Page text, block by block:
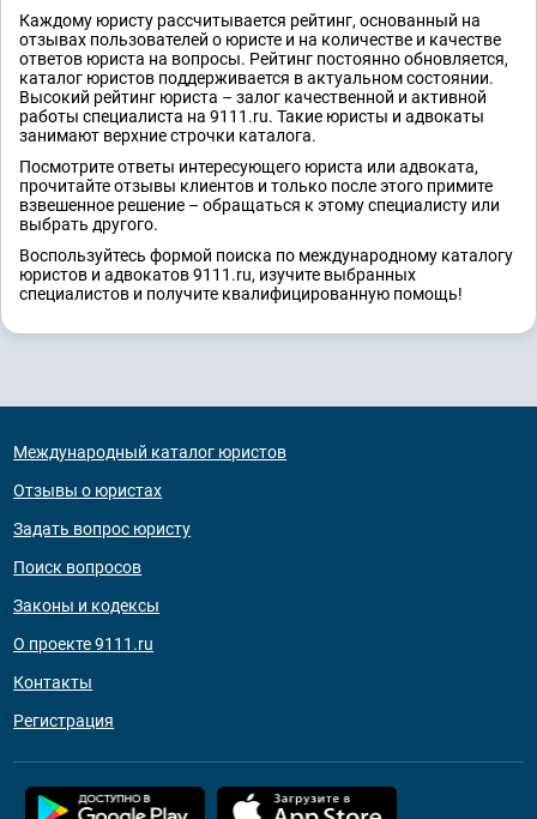
Каждому юристу рассчитывается рейтинг, основанный на
отзывах пользователей о юристе и на количестве и качестве
ответов юриста на вопросы. Рейтинг постоянно обновляется,
каталог юристов поддерживается в актуальном состоянии.
Высокий рейтинг юриста – залог качественной и активной
работы специалиста на 9111.ru. Такие юристы и адвокаты
занимают верхние строчки каталога.
Посмотрите ответы интересующего юриста или адвоката,
прочитайте отзывы клиентов и только после этого примите
взвешенное решение – обращаться к этому специалисту или
выбрать другого.
Воспользуйтесь формой поиска по международному каталогу
юристов и адвокатов 9111.ru, изучите выбранных
специалистов и получите квалифицированную помощь!
Международный каталог юристов
Отзывы о юристах
Задать вопрос юристу
Поиск вопросов
Законы и кодексы
О проекте 9111.ru
Контакты
Регистрация